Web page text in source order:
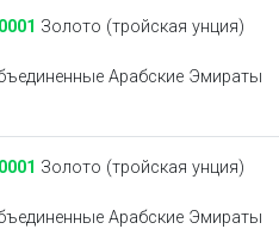
Золото (тройская унция)
Арабские Эмираты
Золото (тройская унция)
Арабские Эмираты